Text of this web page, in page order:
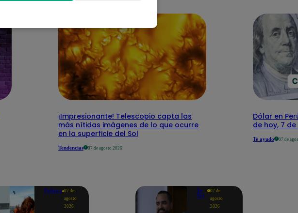
¡Impresionante! Telescopio capta las
más nítidas imágenes de lo que ocurre
en la superficie del Sol
Tendencias 07 de agosto 2026
Dólar en
de hoy, 7
Te ayudo 07 de
Política 07 de
agosto
2026
Yo
Soy
07 de
agosto
2026